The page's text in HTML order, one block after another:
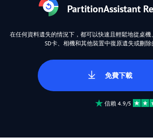
PartitionAssistant
在任何資料遺失的情況下，都可以快速且輕鬆地從桌機
SD卡、相機和其他裝置中復原遺失或刪除
免費下載
信賴 4.9/5